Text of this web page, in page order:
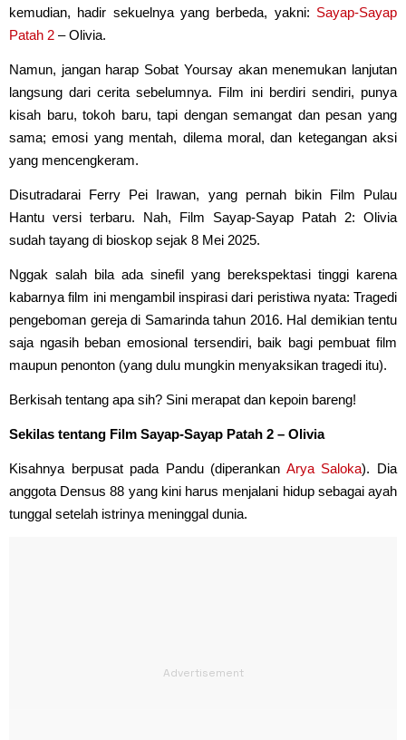
kemudian, hadir sekuelnya yang berbeda, yakni: Sayap-Sayap
Patah 2 – Olivia.
Namun, jangan harap Sobat Yoursay akan menemukan lanjutan
langsung dari cerita sebelumnya. Film ini berdiri sendiri, punya
kisah baru, tokoh baru, tapi dengan semangat dan pesan yang
sama; emosi yang mentah, dilema moral, dan ketegangan aksi
yang mencengkeram.
Disutradarai Ferry Pei Irawan, yang pernah bikin Film Pulau
Hantu versi terbaru. Nah, Film Sayap-Sayap Patah 2: Olivia
sudah tayang di bioskop sejak 8 Mei 2025.
Nggak salah bila ada sinefil yang berekspektasi tinggi karena
kabarnya film ini mengambil inspirasi dari peristiwa nyata: Tragedi
pengeboman gereja di Samarinda tahun 2016. Hal demikian tentu
saja ngasih beban emosional tersendiri, baik bagi pembuat film
maupun penonton (yang dulu mungkin menyaksikan tragedi itu).
Berkisah tentang apa sih? Sini merapat dan kepoin bareng!
Sekilas tentang Film Sayap-Sayap Patah 2 – Olivia
Kisahnya berpusat pada Pandu (diperankan Arya Saloka). Dia
anggota Densus 88 yang kini harus menjalani hidup sebagai ayah
tunggal setelah istrinya meninggal dunia.